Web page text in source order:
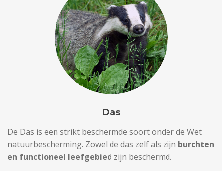
Das
De Das is een strikt beschermde soort onder de Wet
natuurbescherming. Zowel de das zelf als zijn burchten
en functioneel leefgebied zijn beschermd.